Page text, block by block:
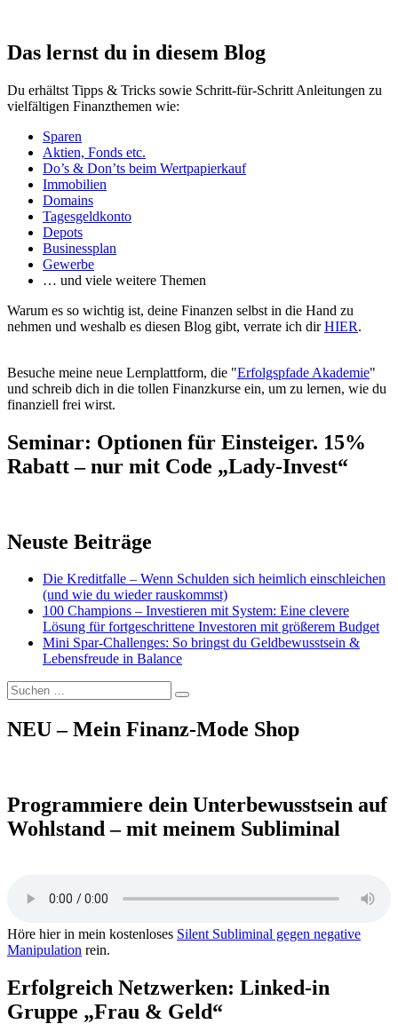
Das lernst du in diesem Blog
Du erhältst Tipps & Tricks sowie Schritt-für-Schritt Anleitungen zu
vielfältigen Finanzthemen wie:
Sparen
Aktien, Fonds etc.
Do’s & Don’ts beim Wertpapierkauf
Immobilien
Domains
Tagesgeldkonto
Depots
Businessplan
Gewerbe
… und viele weitere Themen
Warum es so wichtig ist, deine Finanzen selbst in die Hand zu
nehmen und weshalb es diesen Blog gibt, verrate ich dirHIER.
Besuche meine neue Lernplattform, die "Erfolgspfade Akademie"
und schreib dich in die tollen Finanzkurse ein, um zu lernen, wie du
finanziell frei wirst.
Seminar: Optionen für Einsteiger. 15%
Rabatt – nur mit Code „Lady-Invest“
Neuste Beiträge
Die Kreditfalle – Wenn Schulden sich heimlich einschleichen
(und wie du wieder rauskommst)
100 Champions – Investieren mit System: Eine clevere
Lösung für fortgeschrittene Investoren mit größerem Budget
Mini Spar-Challenges: So bringst du Geldbewusstsein &
Lebensfreude in Balance
Suchen
nach:
Suchen
NEU – Mein Finanz-Mode Shop
Programmiere dein Unterbewusstsein auf
Wohlstand – mit meinem Subliminal
Höre hier in mein kostenloses Silent Subliminal gegen negative
Manipulation rein.
Erfolgreich Netzwerken: Linked-in
Gruppe „Frau & Geld“